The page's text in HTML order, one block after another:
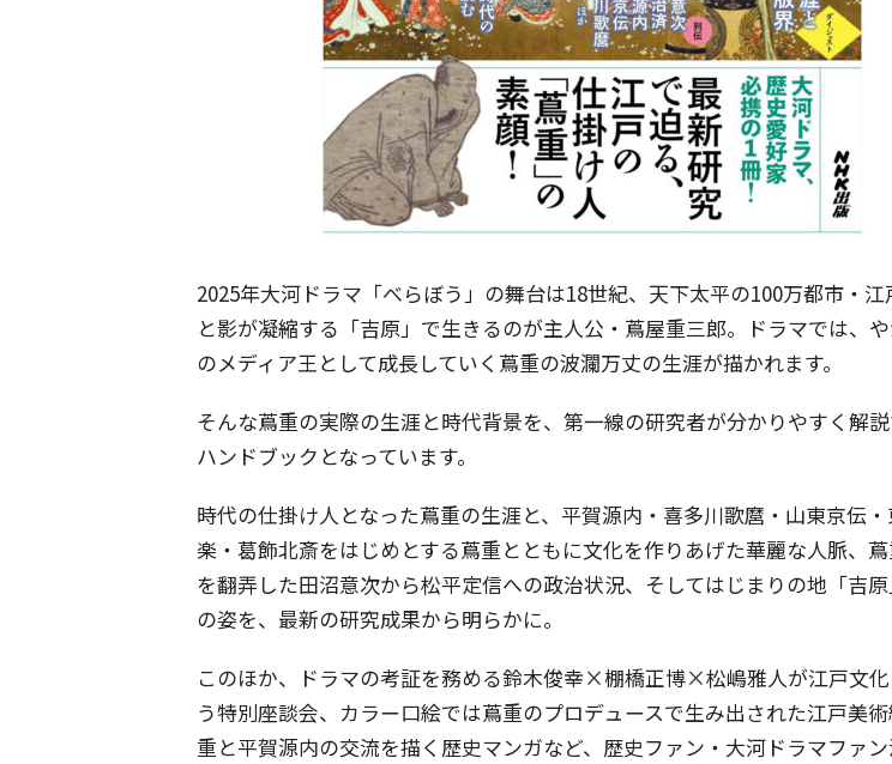
2025年大河ドラマ「べらぼう」の舞台は18世紀、天下太平の100万都市・
と影が凝縮する「吉原」で生きるのが主人公・蔦屋重三郎。ドラマでは、
のメディア王として成長していく蔦重の波瀾万丈の生涯が描かれます。
そんな蔦重の実際の生涯と時代背景を、第一線の研究者が分かりやすく解
ハンドブックとなっています。
時代の仕掛け人となった蔦重の生涯と、平賀源内・喜多川歌麿・山東京伝
楽・葛飾北斎をはじめとする蔦重とともに文化を作りあげた華麗な人脈、
を翻弄した田沼意次から松平定信への政治状況、そしてはじまりの地「吉
の姿を、最新の研究成果から明らかに。
このほか、ドラマの考証を務める鈴木俊幸×棚橋正博×松嶋雅人が江戸文
う特別座談会、カラー口絵では蔦重のプロデュースで生み出された江戸美
重と平賀源内の交流を描く歴史マンガなど、歴史ファン・大河ドラマファ